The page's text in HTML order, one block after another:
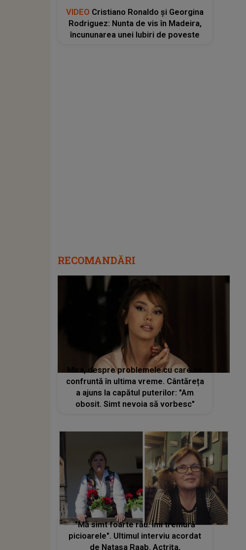
VIDEO Cristiano Ronaldo și Georgina
Rodriguez: Nunta de vis în Madeira,
încununarea unei Iubiri de poveste
RECOMANDĂRI
Mira, despre problemele cu care se
confruntă în ultima vreme. Cântăreța
a ajuns la capătul puterilor: "Am
obosit. Simt nevoia să vorbesc"
"Mă simt foarte rău. Îmi tremură
picioarele". Ultimul interviu acordat
de Natașa Raab. Actrița,